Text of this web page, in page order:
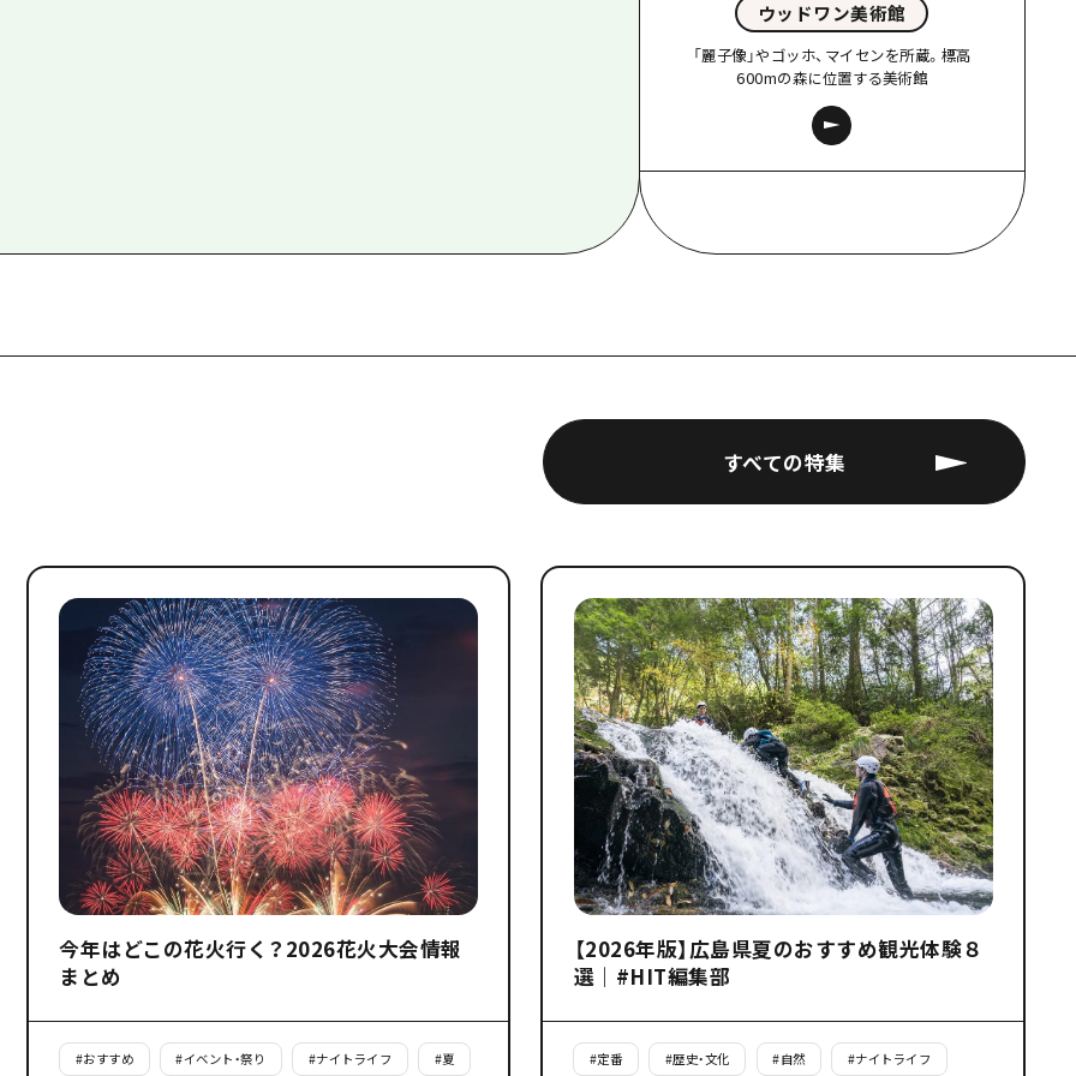
ウッドワン美術館
「麗子像」やゴッホ、マイセンを所蔵。標高
600mの森に位置する美術館
すべての特集
今年はどこの花火行く？2026花火大会情報
まとめ
#おすすめ #イベント・祭り #ナイトライフ #夏
【2026年版】広島県夏のおすすめ観光体験８
選｜#HIT編集部
#定番 #歴史・文化 #自然 #ナイトライフ